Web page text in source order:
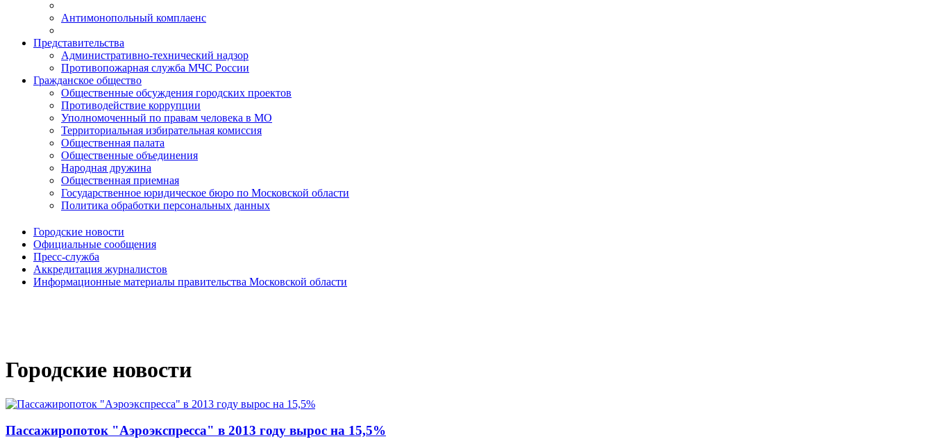
Антимонопольный комплаенс
Представительства
Административно-технический надзор
Противопожарная служба МЧС России
Гражданское общество
Общественные обсуждения городских проектов
Противодействие коррупции
Уполномоченный по правам человека в МО
Территориальная избирательная комиссия
Общественная палата
Общественные объединения
Народная дружина
Общественная приемная
Государственное юридическое бюро по Московской области
Политика обработки персональных данных
Городские новости
Официальные сообщения
Пресс-служба
Аккредитация журналистов
Информационные материалы правительства Московской области
Городские новости
Пассажиропоток "Аэроэкспресса" в 2013 году вырос на 15,5%